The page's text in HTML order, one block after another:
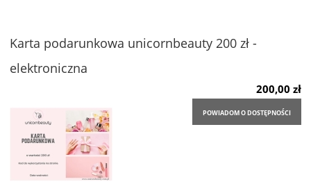
Karta podarunkowa unicornbeauty 200 zł -
elektroniczna
200,00 zł
POWIADOM O DOSTĘPNOŚCI